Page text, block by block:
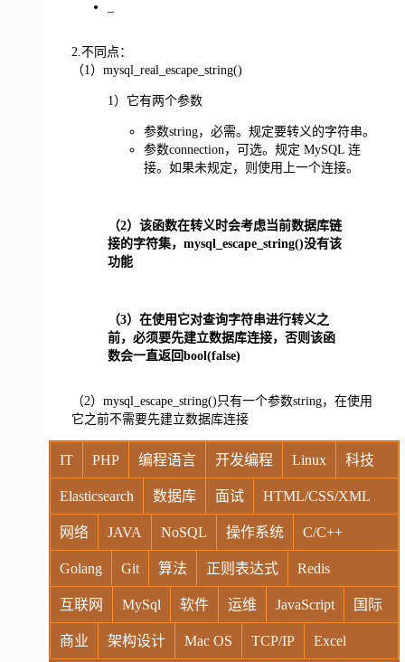
2.不同点：
（1）mysql_real_escape_string()
1）它有两个参数
参数string，必需。规定要转义的字符串。
参数connection，可选。规定 MySQL 连
接。如果未规定，则使用上一个连接。
（2）该函数在转义时会考虑当前数据库链
接的字符集，mysql_escape_string()没有该
功能
（3） 在使用它对查询字符串进行转义之
前，必须要先建立数据库连接，否则该函
数会一直返回bool(false)
（2）mysql_escape_string()只有一个参数string，在使用
它之前不需要先建立数据库连接
IT PHP 编程语言 开发编程 Linux 科技
Elasticsearch 数据库 面试 HTML/CSS/XML
网络 JAVA NoSQL 操作系统 C/C++
Golang Git 算法 正则表达式 Redis
互联网 MySql 软件 运维 JavaScript 国际
商业 架构设计 Mac OS TCP/IP Excel